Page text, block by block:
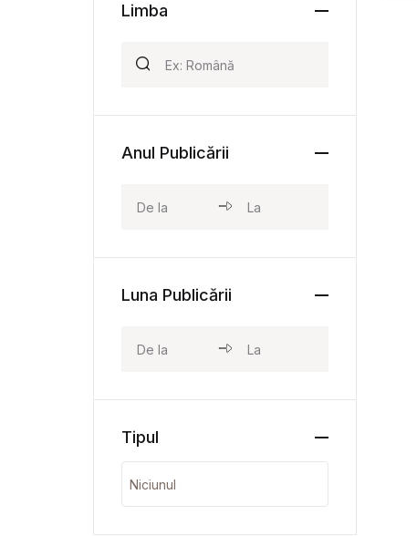
Limba
Anul Publicării
Luna Publicării
Tipul